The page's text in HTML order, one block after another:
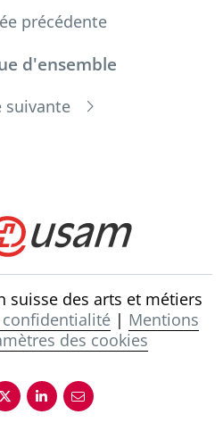
précédente
d'ensemble
suivante
suisse des arts et métiers
| Mentions
des cookies